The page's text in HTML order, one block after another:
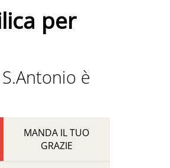
per
è
MANDA IL TUO
GRAZIE